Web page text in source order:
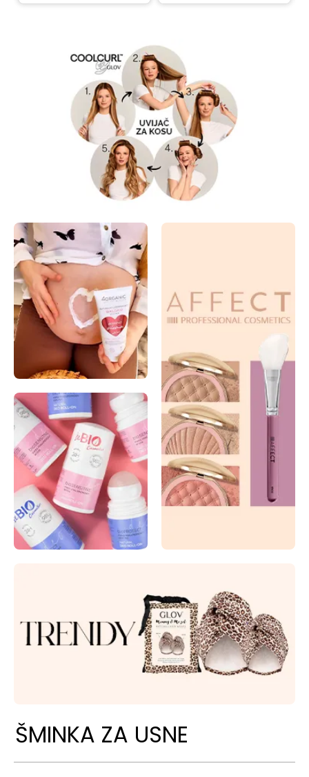
ŠMINKA ZA USNE